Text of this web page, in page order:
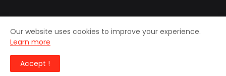
© 2025
Home About Us Contact Us
Privacy Policy
Our website uses cookies to improve your experience.
Learn more
Accept !